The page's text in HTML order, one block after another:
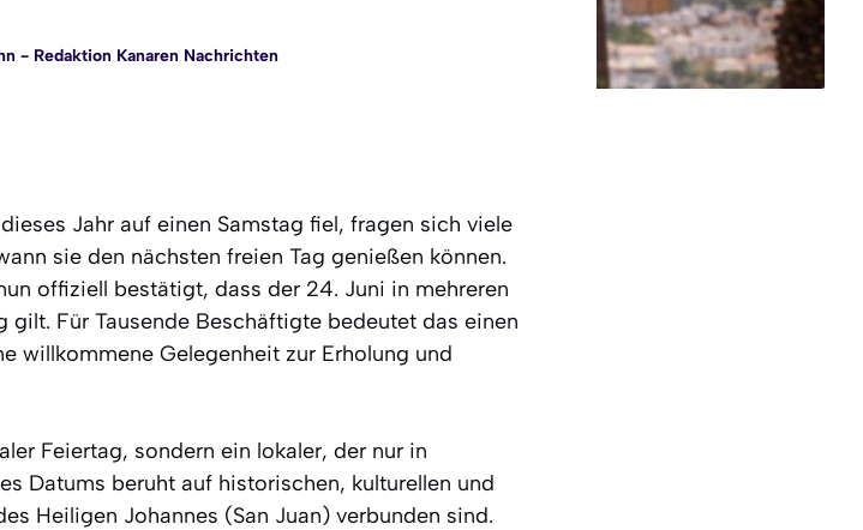
- Redaktion Kanaren Nachrichten
Jahr auf einen Samstag fiel, fragen sich viele
sie den nächsten freien Tag genießen können.
offiziell bestätigt, dass der 24. Juni in mehreren
gilt. Für Tausende Beschäftigte bedeutet das einen
willkommene Gelegenheit zur Erholung und
Feiertag, sondern ein lokaler, der nur in
Datums beruht auf historischen, kulturellen und
Heiligen Johannes (San Juan) verbunden sind.